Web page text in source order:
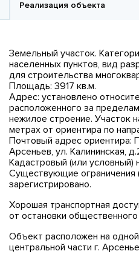
Реализация объекта
Земельный участок.
населенных пунктов, вид
для строительства
Площадь: 3917 кв.м.
Адрес: установлено
расположенного за
нежилое строение. Участок
метрах от ориентира по
Почтовый адрес ориентира:
Арсеньев, ул. Калининская,
Кадастровый (или условный)
Существующие ограничения
зарегистрировано.
Хорошая транспортная
от остановки
Объект расположен на
центральной части г.